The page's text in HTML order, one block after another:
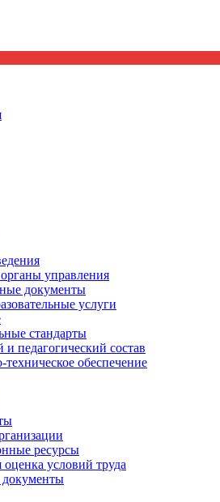
управления
документы
услуги
стандарты
педагогический состав
обеспечение
ресурсы
условий труда